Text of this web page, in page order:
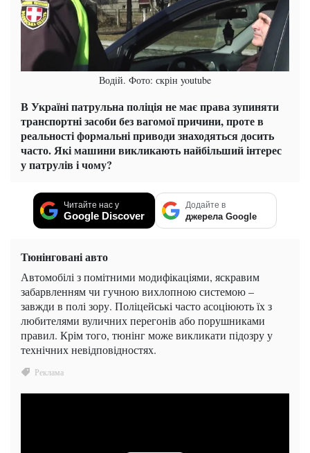
Водiй. Фото: скрін youtube
В Україні патрульна поліція не має права зупиняти
транспортні засоби без вагомої причини, проте в
реальності формальні приводи знаходяться досить
часто. Які машини викликають найбільший інтерес
у патрулів і чому?
Читайте нас у
Google Discover
Додайте в
джерела Google
Тюнінговані авто
Автомобілі з помітними модифікаціями, яскравим
забарвленням чи гучною вихлопною системою –
завжди в полі зору. Поліцейські часто асоціюють їх з
любителями вуличних перегонів або порушниками
правил. Крім того, тюнінг може викликати підозру у
технічних невідповідностях.